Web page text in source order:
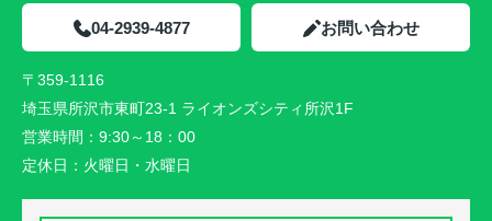
04-2939-4877 お問い合わせ
〒359-1116
埼玉県所沢市東町23-1 ライオンズシティ所沢1F
営業時間： 9:30～18：00
定休日： 火曜日・水曜日